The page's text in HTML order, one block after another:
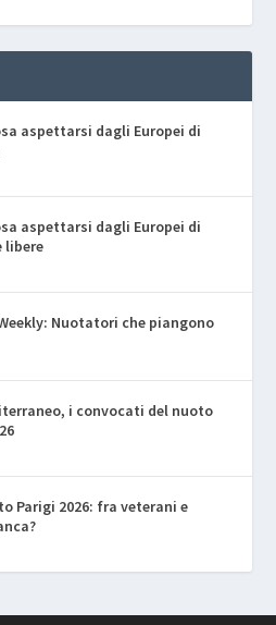
aspettarsi dagli Europei di
aspettarsi dagli Europei di
libere
Nuotatori che piangono
i convocati del nuoto
Parigi 2026: fra veterani e